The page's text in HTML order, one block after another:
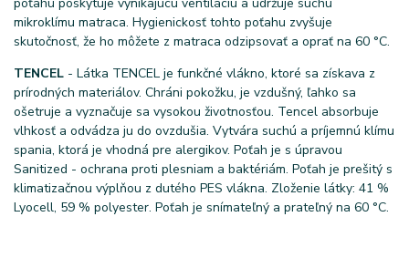
mikroklímu matraca. Hygienickosť tohto poťahu zvyšuje
skutočnosť, že ho môžete z matraca odzipsovať a oprať na 60 °C.
TENCEL - Látka TENCEL je funkčné vlákno, ktoré sa získava z
prírodných materiálov. Chráni pokožku, je vzdušný, ľahko sa
ošetruje a vyznačuje sa vysokou životnosťou. Tencel absorbuje
vlhkosť a odvádza ju do ovzdušia. Vytvára suchú a príjemnú klímu
spania, ktorá je vhodná pre alergikov. Poťah je s úpravou
Sanitized - ochrana proti plesniam a baktériám. Poťah je prešitý s
klimatizačnou výplňou z dutého PES vlákna. Zloženie látky: 41 %
Lyocell, 59 % polyester. Poťah je snímateľný a prateľný na 60 °C.